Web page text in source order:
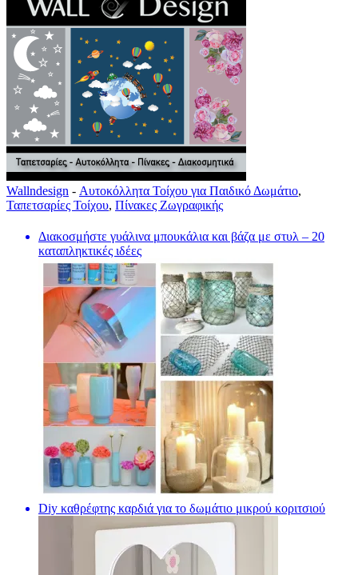
Wallndesign - Αυτοκόλλητα Τοίχου για Παιδικό Δωμάτιο,
Ταπετσαρίες Τοίχου, Πίνακες Ζωγραφικής
Διακοσμήστε γυάλινα μπουκάλια και βάζα με στυλ – 20
καταπληκτικές ιδέες
Diy καθρέφτης καρδιά για το δωμάτιο μικρού κοριτσιού